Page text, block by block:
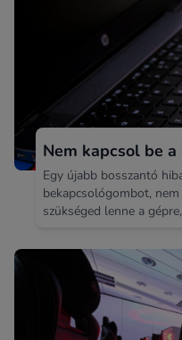
Nem kapcsol be
Egy újabb bosszantó
bekapcsológombot,
szükséged lenne a